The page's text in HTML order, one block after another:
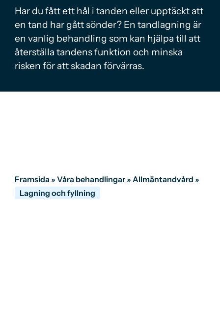
Har du fått ett hål i tanden eller upptäckt att
en tand har gått sönder? En tandlagning är
en vanlig behandling som kan hjälpa till att
återställa tandens funktion och minska
risken för att skadan förvärras.
Framsida » Våra behandlingar» Allmäntandvård »
Lagning och fyllning